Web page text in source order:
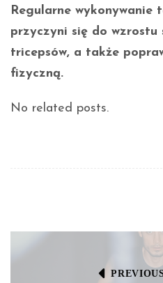
Regularne wykonywanie
przyczyni się do wzrostu
tricepsów, a także
fizyczną.
No related posts.